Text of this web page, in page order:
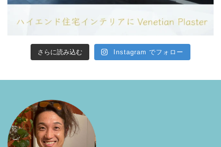
さらに読み込む Instagram でフォロー